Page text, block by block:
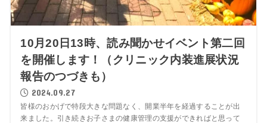
10月20日13時、読み聞かせイベント第二回
を開催します！（クリニック内装進展状況
報告のつづきも）
2024.09.27
皆様のおかげで特段大きな問題なく、開業半年を経過することが出
来ました。引き続きお子さまの健康管理の支援ができればと思って